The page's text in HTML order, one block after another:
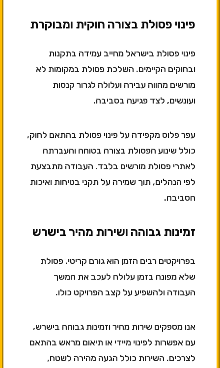
פינוי פסולת בצורה חוקית ומבוקרת
פינוי פסולת בישראל מחייב עמידה בתקנות
ובחוקים הקיימים. השלכת פסולת במקומות לא
מורשים מהווה עבירה ועלולה לגרור קנסות
ועונשים, לצד פגיעה בסביבה.
עפר פלוס מקפידה על פינוי פסולת בהתאם לחוק,
כולל שינוע הפסולת בצורה בטוחה והעברתה
לאתרי פסולת מורשים בלבד. העבודה מתבצעת
לפי הנהלים, תוך שמירה על תקני בטיחות ואיכות
הסביבה.
זמינות גבוהה ושירות מהיר בישרש
בפרויקטים רבים הזמן הוא גורם קריטי. פסולת
שלא מפונה בזמן עלולה לעכב את המשך
העבודה ולהשפיע על קצב הפרויקט כולו.
אנו מספקים שירות מהיר וזמינות גבוהה בישרש,
עם אפשרות לפינוי מיידי או תיאום מראש בהתאם
לצרכים. השירות כולל הגעה מהירה לשטח,